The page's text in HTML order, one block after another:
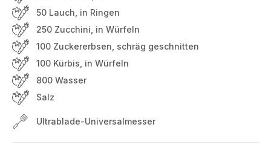
50 Lauch, in Ringen
250 Zucchini, in Würfeln
100 Zuckererbsen, schräg geschnitten
100 Kürbis, in Würfeln
800 Wasser
Salz
Ultrablade-Universalmesser